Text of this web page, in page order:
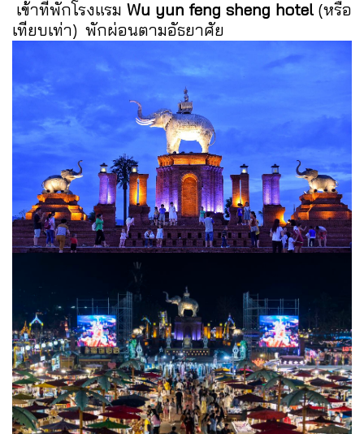
เข้าที่พักโรงแรม Wu yun feng sheng hotel (หรือ
เทียบเท่า) พักผ่อนตามอัธยาศัย